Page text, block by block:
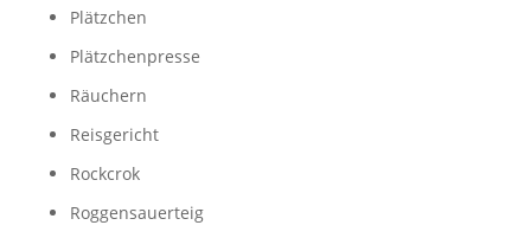
Plätzchen
Plätzchenpresse
Räuchern
Reisgericht
Rockcrok
Roggensauerteig